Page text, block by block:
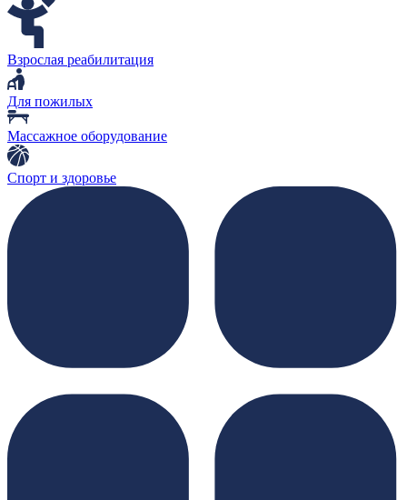
Взрослая реабилитация
Для пожилых
Массажное оборудование
Спорт и здоровье